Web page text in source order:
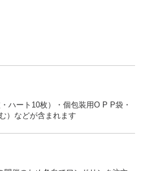
ハート10枚）・個包装用O P P袋・
）などが含まれます